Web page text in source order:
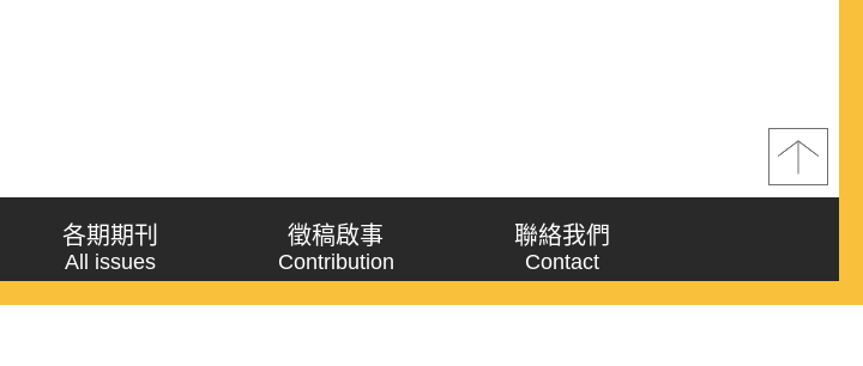
各期期刊
All issues
徵稿啟事
Contribution
聯絡我們
Contact